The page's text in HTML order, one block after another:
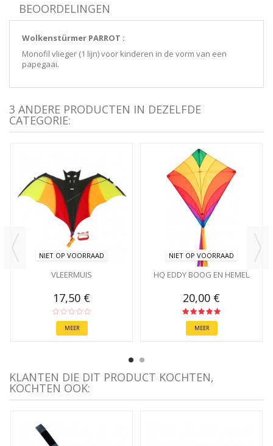
BEOORDELINGEN
Wolkenstürmer PARROT :
Monofil vlieger (1 lijn) voor kinderen in de vorm van een
papegaai.
3 ANDERE PRODUCTEN IN DEZELFDE
CATEGORIE:
NIET OP VOORRAAD
VLEERMUIS
17,50 €
MEER
NIET OP VOORRAAD
HQ EDDY BOOG EN HEMEL
20,00 €
MEER
KLANTEN DIE DIT PRODUCT KOCHTEN,
KOCHTEN OOK: